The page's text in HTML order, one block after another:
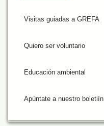
Visitas guiadas a GREFA
Quiero ser voluntario
Educación ambiental
Apúntate a nuestro boletiín